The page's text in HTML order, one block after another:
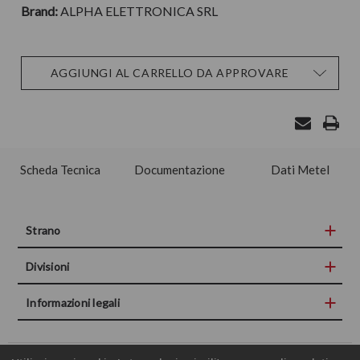
Brand:ALPHA ELETTRONICA SRL
attuale:AGGIUNGI AL CARRELLO DA APPROVARE
Scheda Tecnica Documentazione Dati Metel
Strano
Divisioni
Informazioni legali